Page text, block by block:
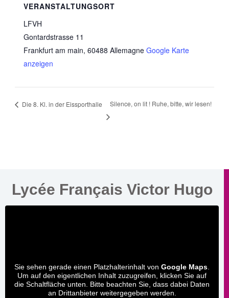
VERANSTALTUNGSORT
LFVH
Gontardstrasse 11
Frankfurt am main, 60488 Allemagne Google Karte
anzeigen
Die 8. Kl. in der Eissporthalle Silence, on lit ! Ruhe, bitte, wir lesen!
Lycée Français Victor Hugo
Sie sehen gerade einen Platzhalterinhalt von Google Maps
Um auf den eigentlichen Inhalt zuzugreifen, klicken Sie auf
die Schaltfläche unten. Bitte beachten Sie, dass dabei Daten
an Drittanbieter weitergegeben werden.